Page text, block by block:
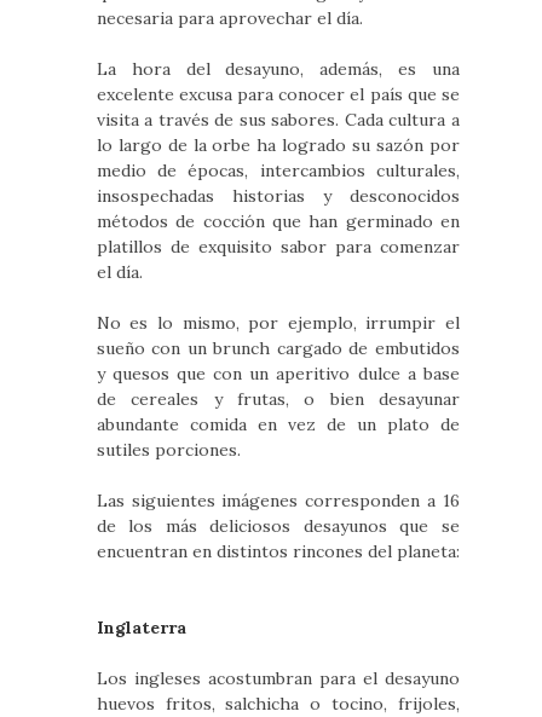
necesaria para aprovechar el día.
La hora del desayuno, además, es una
excelente excusa para conocer el país que se
visita a través de sus sabores. Cada cultura a
lo largo de la orbe ha logrado su sazón por
medio de épocas, intercambios culturales,
insospechadas historias y desconocidos
métodos de cocción que han germinado en
platillos de exquisito sabor para comenzar
el día.
No es lo mismo, por ejemplo, irrumpir el
sueño con un brunch cargado de embutidos
y quesos que con un aperitivo dulce a base
de cereales y frutas, o bien desayunar
abundante comida en vez de un plato de
sutiles porciones.
Las siguientes imágenes corresponden a 16
de los más deliciosos desayunos que se
encuentran en distintos rincones del planeta:
Inglaterra
Los ingleses acostumbran para el desayuno
huevos fritos, salchicha o tocino, frijoles,